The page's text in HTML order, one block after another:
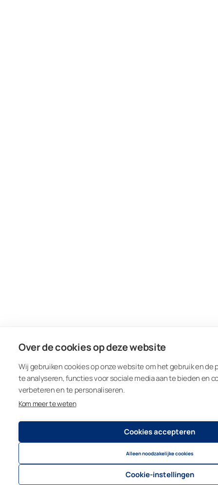
Over de cookies op deze website
Wij gebruiken cookies op onze website om het gebruik en
te analyseren, functies voor sociale media aan te bieden en
verbeteren en te personaliseren.
Kom meer te weten
Cookies accepteren
Alleen noodzakelijke cookies
Cookie-instellingen